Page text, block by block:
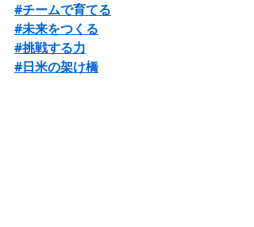
#チームで育てる
#未来をつくる
#挑戦する力
#日米の架け橋